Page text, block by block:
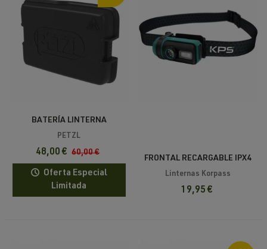
BATERÍA LINTERNA
RECARGABLE SWIFT® RL
PETZL
48,00 € 60,00 €
Oferta Especial
Limitada
FRONTAL RECARGABLE IPX4
7W TURBO KORPASS
Linternas Korpass
19,95 €